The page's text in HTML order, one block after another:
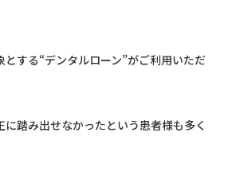
する“デンタルローン”がご利用いただ
踏み出せなかったという患者様も多く